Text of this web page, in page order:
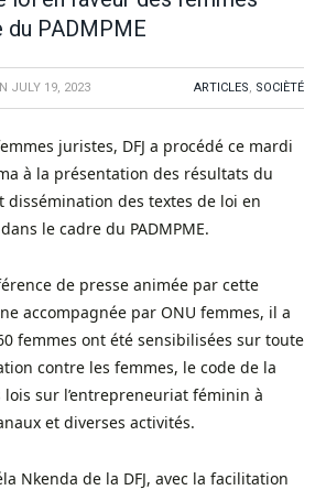
du PADMPME
JULY 19, 2023 ARTICLES, SOCIÈTÉ
juristes, DFJ a procédé ce mardi
à la présentation des résultats du
dissémination des textes de loi en
le cadre du PADMPME.
de presse animée par cette
accompagnée par ONU femmes, il a
femmes ont été sensibilisées sur toute
contre les femmes, le code de la
sur l’entrepreneuriat féminin à
et diverses activités.
Nkenda de la DFJ, avec la facilitation